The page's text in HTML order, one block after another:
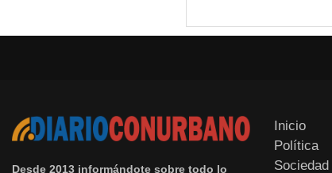
Desde 2013 informándote sobre todo lo
Inicio
Política
Sociedad